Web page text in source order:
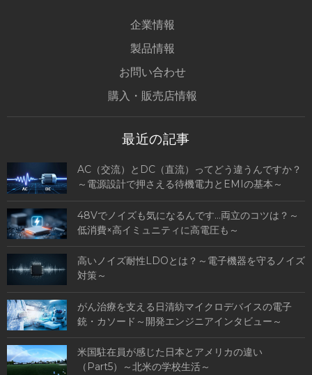
企業情報
製品情報
お問い合わせ
購入・販売店情報
最近の記事
AC（交流）とDC（直流）ってどう違うんですか？
～電源設計で押さえる待機電力とEMIの基本～
48Vでノイズも気になるんです…両立のコツは？～
低消費×高イミュニティに高電圧も～
高いノイズ耐性LDOとは？～電子機器を守るノイズ
対策～
がん治療を支える日清紡マイクロデバイスの電子
銃・カソード～開発エンジニアインタビュー～
米国駐在員が感じた日本とアメリカの違い
（Part5）～北米の学校生活～